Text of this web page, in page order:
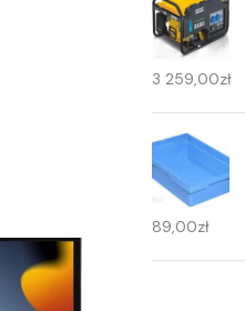
3 259,00zł
89,00zł